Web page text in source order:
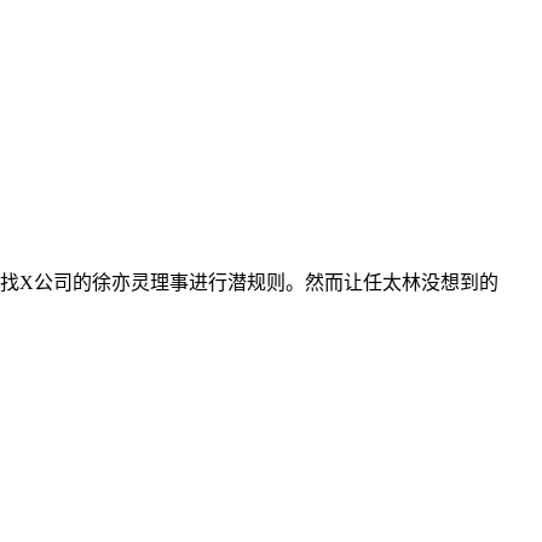
X公司的徐亦灵理事进行潜规则。然而让任太林没想到的